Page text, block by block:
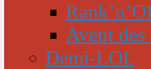
Avent des
Demi-LOL